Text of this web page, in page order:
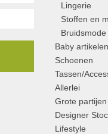
Lingerie
Stoffen en
Bruidsmode
Baby artikelen
Schoenen
Tassen/
Allerlei
Grote partijen
Designer
Lifestyle